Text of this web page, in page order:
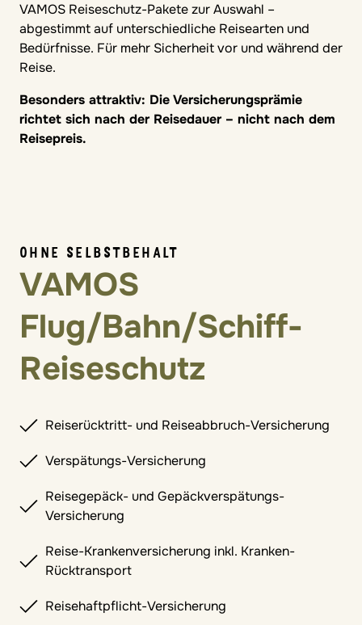
VAMOS Reiseschutz-Pakete zur Auswahl –
abgestimmt auf unterschiedliche Reisearten und
Bedürfnisse. Für mehr Sicherheit vor und während der
Reise.
Besonders attraktiv: Die Versicherungsprämie
richtet sich nach der Reisedauer – nicht nach dem
Reisepreis.
OHNE SELBSTBEHALT
VAMOS
Flug/Bahn/Schiff-
Reiseschutz
Reiserücktritt- und Reiseabbruch-Versicherung
Verspätungs-Versicherung
Reisegepäck- und Gepäckverspätungs-
Versicherung
Reise-Krankenversicherung inkl. Kranken-
Rücktransport
Reisehaftpflicht-Versicherung